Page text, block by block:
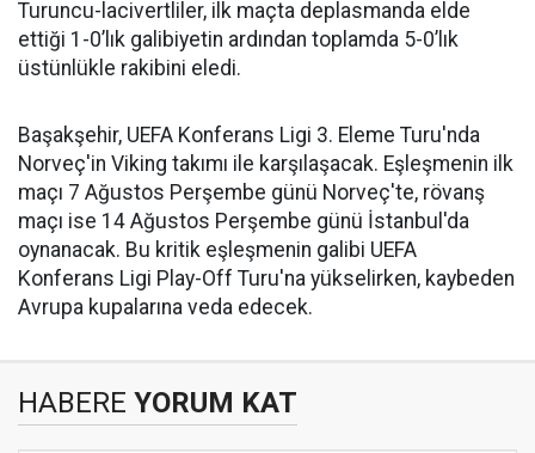
Turuncu-lacivertliler, ilk maçta deplasmanda elde
ettiği 1-0’lık galibiyetin ardından toplamda 5-0’lık
üstünlükle rakibini eledi.
Başakşehir, UEFA Konferans Ligi 3. Eleme Turu'nda
Norveç'in Viking takımı ile karşılaşacak. Eşleşmenin ilk
maçı 7 Ağustos Perşembe günü Norveç'te, rövanş
maçı ise 14 Ağustos Perşembe günü İstanbul'da
oynanacak. Bu kritik eşleşmenin galibi UEFA
Konferans Ligi Play-Off Turu'na yükselirken, kaybeden
Avrupa kupalarına veda edecek.
HABERE YORUM KAT